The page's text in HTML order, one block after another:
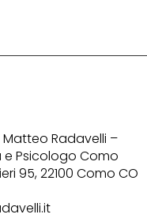
Matteo Radavelli –
Psicologo Como
95, 22100 Como CO